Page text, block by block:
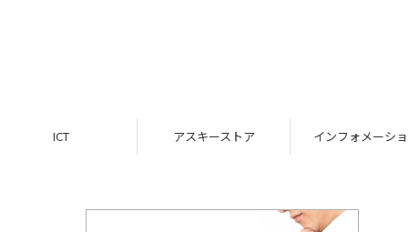
アスキーストア インフォメーション